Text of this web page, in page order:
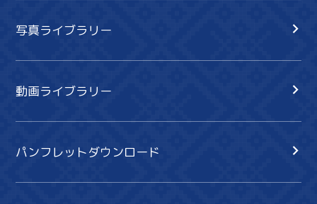
写真ライブラリー
動画ライブラリー
パンフレットダウンロード